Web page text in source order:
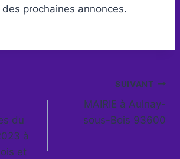
prochaines annonces.
du
à
et
SUIVANT
MAIRIE à Aulnay-
sous-Bois 93600